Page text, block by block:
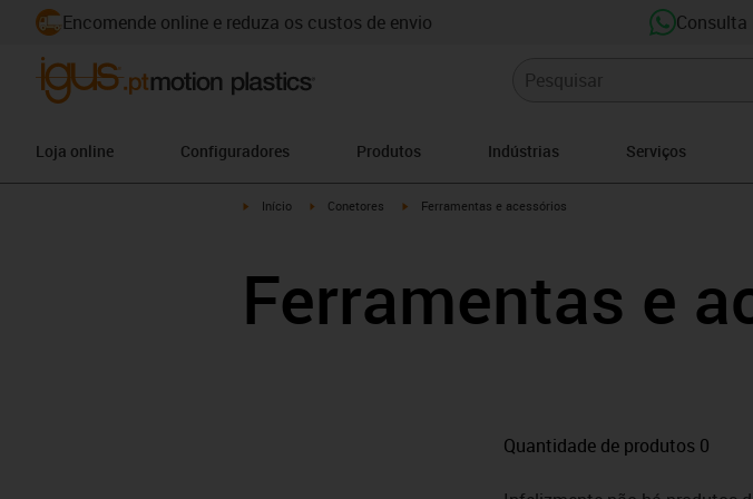
Encomende online e reduza os custos de envio
Loja online Configuradores Produtos Indústrias Serviços
igus-icon-arrow-right
Início igus-icon-arrow-right
Conetores igus-icon-arrow-right
Ferramentas e acessórios
Ferramentas e
Quantidade de produtos 0